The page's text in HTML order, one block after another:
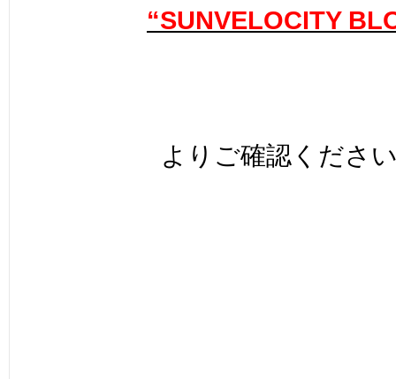
“SUNVELOCITY
よりご確認くださ